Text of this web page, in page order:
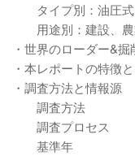
タイプ別：油圧式
用途別：建設、農
・世界のローダー&
・本レポートの特徴
・調査方法と情報源
調査方法
調査プロセス
基準年